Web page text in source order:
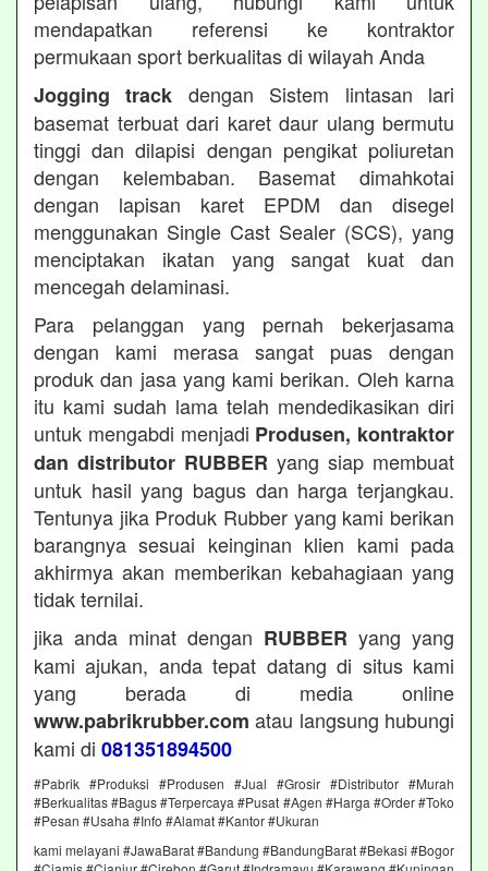
mendapatkan referensi ke kontraktor
permukaan sport berkualitas di wilayah Anda
Jogging track dengan Sistem lintasan lari
basemat terbuat dari karet daur ulang bermutu
tinggi dan dilapisi dengan pengikat poliuretan
dengan kelembaban. Basemat dimahkotai
dengan lapisan karet EPDM dan disegel
menggunakan Single Cast Sealer (SCS), yang
menciptakan ikatan yang sangat kuat dan
mencegah delaminasi.
Para pelanggan yang pernah bekerjasama
dengan kami merasa sangat puas dengan
produk dan jasa yang kami berikan. Oleh karna
itu kami sudah lama telah mendedikasikan diri
untuk mengabdi menjadi Produsen, kontraktor
dan distributor RUBBER yang siap membuat
untuk hasil yang bagus dan harga terjangkau.
Tentunya jika Produk Rubber yang kami berikan
barangnya sesuai keinginan klien kami pada
akhirmya akan memberikan kebahagiaan yang
tidak ternilai.
jika anda minat dengan RUBBER yang yang
kami ajukan, anda tepat datang di situs kami
yang berada di media online
www.pabrikrubber.com atau langsung hubungi
kami di 081351894500
#Pabrik #Produksi #Produsen #Jual #Grosir #Distributor #Murah
#Berkualitas #Bagus #Terpercaya #Pusat #Agen #Harga #Order #Toko
#Pesan #Usaha #Info #Alamat #Kantor #Ukuran
kami melayani #JawaBarat #Bandung #BandungBarat #Bekasi #Bogor